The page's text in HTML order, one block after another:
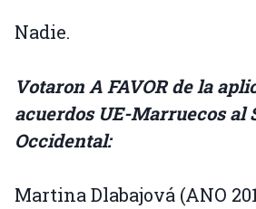
Nadie.
Votaron A FAVOR de la
acuerdos UE-Marruecos al
Occidental:
Martina Dlabajová (ANO